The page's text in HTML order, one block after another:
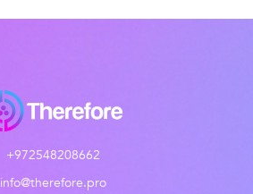
+972548208662
info@therefore.pro